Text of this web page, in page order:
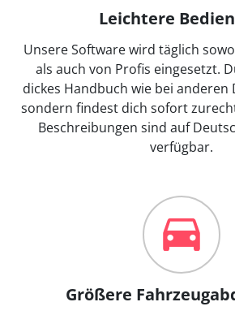
Leichtere
Unsere Software wird täglich
als auch von Profis eingesetzt.
dickes Handbuch wie bei anderen
sondern findest dich sofort
Beschreibungen sind auf
verfügbar.
Größere